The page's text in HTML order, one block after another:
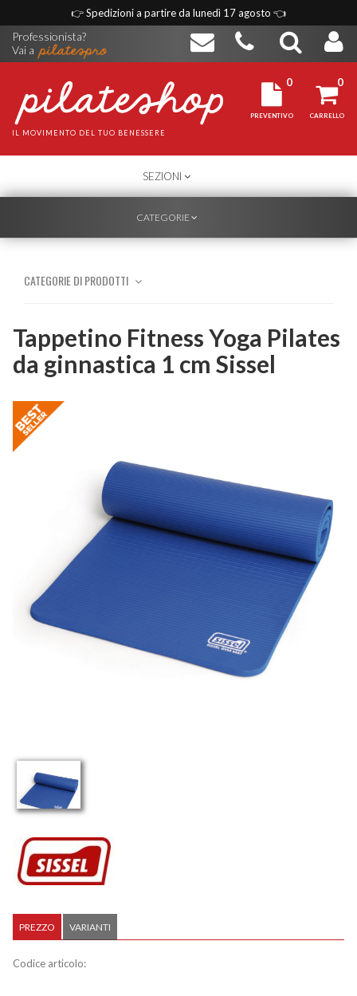
👉Spedizioni a partire da lunedì 17 agosto 👈
Professionista?
Vai a
IL MOVIMENTO DEL TUO BENESSERE
0
PREVENTIVO
0
CARRELLO
TOGGLE
NAVIGATION
SEZIONI
TOGGLE
CATEGORIE
CATEGORIE DI PRODOTTI
Tappetino Fitness Yoga Pilates
da ginnastica 1 cm Sissel
PREZZO VARIANTI
Codice articolo: